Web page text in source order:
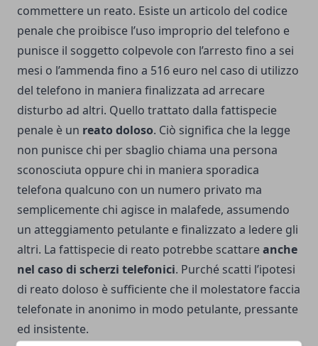
commettere un reato. Esiste un articolo del codice
penale che proibisce l’uso improprio del telefono e
punisce il soggetto colpevole con l’arresto fino a sei
mesi o l’ammenda fino a 516 euro nel caso di utilizzo
del telefono in maniera finalizzata ad arrecare
disturbo ad altri. Quello trattato dalla fattispecie
penale è un reato doloso. Ciò significa che la legge
non punisce chi per sbaglio chiama una persona
sconosciuta oppure chi in maniera sporadica
telefona qualcuno con un numero privato ma
semplicemente chi agisce in malafede, assumendo
un atteggiamento petulante e finalizzato a ledere gli
altri. La fattispecie di reato potrebbe scattareanche
nel caso di scherzi telefonici. Purché scatti l’ipotesi
di reato doloso è sufficiente che il molestatore faccia
telefonate in anonimo in modo petulante, pressante
ed insistente.